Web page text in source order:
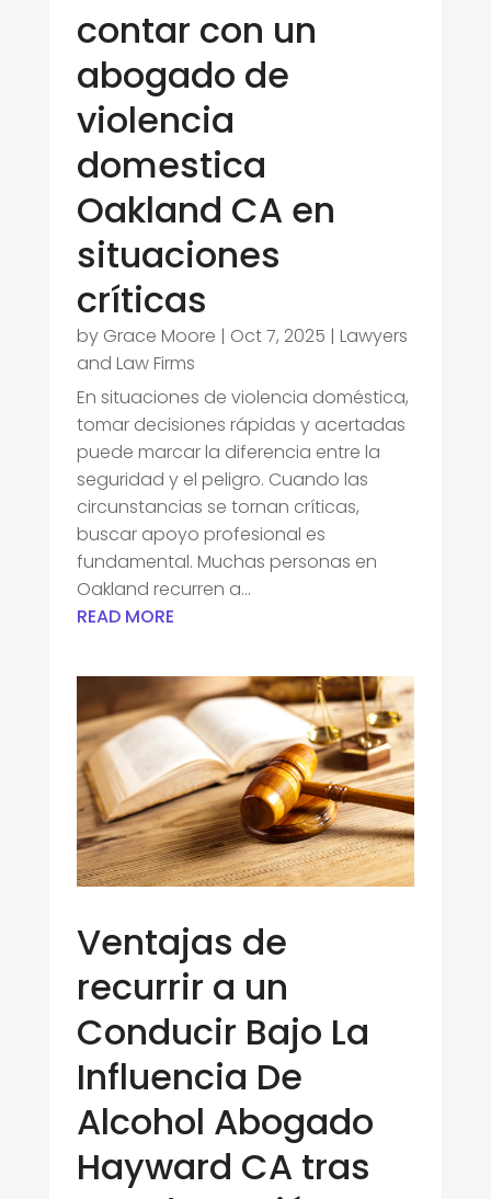
contar con un
abogado de
violencia
domestica
Oakland CA en
situaciones
críticas
by Grace Moore | Oct 7, 2025 | Lawyers
and Law Firms
En situaciones de violencia doméstica,
tomar decisiones rápidas y acertadas
puede marcar la diferencia entre la
seguridad y el peligro. Cuando las
circunstancias se tornan críticas,
buscar apoyo profesional es
fundamental. Muchas personas en
Oakland recurren a...
READ MORE
Ventajas de
recurrir a un
Conducir Bajo La
Influencia De
Alcohol Abogado
Hayward CA tras